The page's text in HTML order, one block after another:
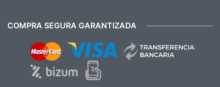
COMPRA SEGURA GARANTIZADA